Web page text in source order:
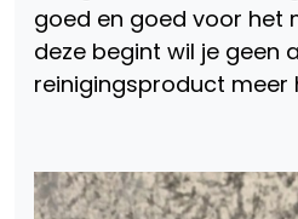
goed en goed voor het
deze begint wil je geen
reinigingsproduct meer